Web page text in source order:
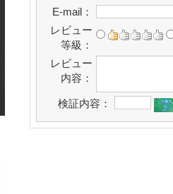
E-mail：
レビュー
等級：
レビュー
内容：
検証内容：